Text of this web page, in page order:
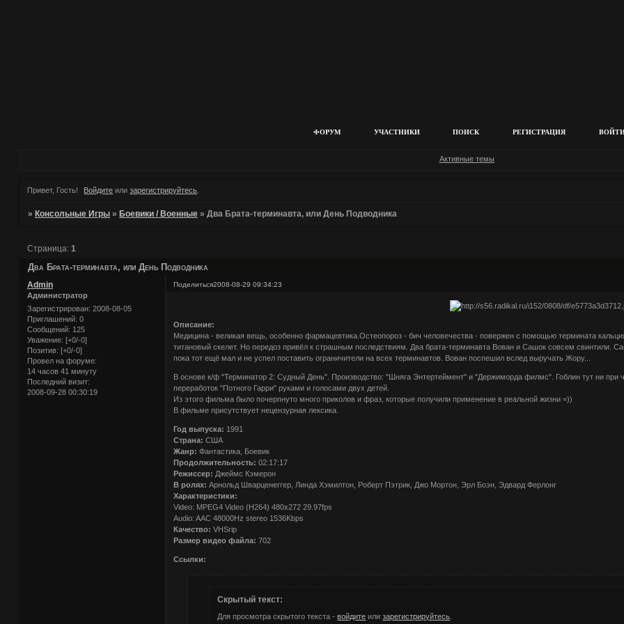
ФОРУМ УЧАСТНИКИ ПОИСК РЕГИСТРАЦИЯ
Активные темы
Привет, Гость! Войдите илизарегистрируйтесь
» Консольные Игры » Боевики / Военные » Два Брата-терминавта, или День Подводника
Два Брата-терминавта, или День Подводника
Страница: 1
Поделиться2008-08-29 09:34:23
Admin
Администратор
Зарегистрирован: 2008-08-05
Приглашений: 0
Сообщений: 125
Уважение: [+0/-0]
Позитив: [+0/-0]
Провел на форуме:
14 часов 41 минуту
Последний визит:
2008-09-28 00:30:19
Описание:
Медицина - великая вещь, особенно фармацевтика.Остеопороз - бич человечества - повержен с помощью термината
титановый скелет. Но передоз привёл к страшным последствиям. Два брата-терминавта Вован и Сашок совсем свинтили.
пока тот ещё мал и не успел поставить ограничители на всех терминавтов. Вован поспешил вслед выручать Жору...
В основе к/ф "Терминатор 2: Судный День". Производство: "Шняга Энтертеймент" и "Держиморда филмс". Гоблин тут ни
переработок "Потного Гарри" руками и голосами двух детей.
Из этого фильма было почерпнуто много приколов и фраз, которые получили применение в реальной жизни =))
В фильме присутствует нецензурная лексика.
Год выпуска: 1991
Страна: США
Жанр: Фантастика, Боевик
Продолжительность: 02:17:17
Режиссер: Джеймс Кэмерон
В ролях: Арнольд Шварценеггер, Линда Хэмилтон, Роберт Пэтрик, Джо Мортон, Эрл Боэн, Эдвард Ферлонг
Характеристики:
Video: MPEG4 Video (H264) 480x272 29.97fps
Audio: AAC 48000Hz stereo 1536Kbps
Качество: VHSrip
Размер видео файла: 702
Ссылки:
Скрытый текст:
Для просмотра скрытого текста -войдите илизарегистрируйтесь